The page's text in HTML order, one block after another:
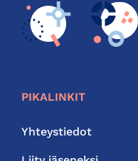
PIKALINKIT
Yhteystiedot